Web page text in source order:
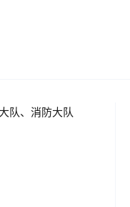
队、消防大队